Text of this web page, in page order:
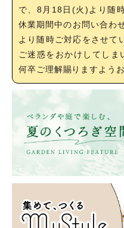
で、8月18日(火)より随
休業期間中のお問い合わ
より随時ご対応をさせて
ご迷惑をおかけしてしま
何卒ご理解賜りますよう